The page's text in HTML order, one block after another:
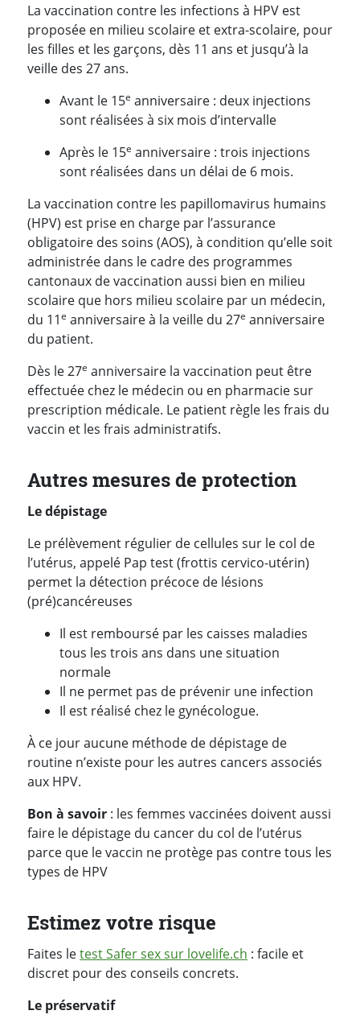
La vaccination contre les infections à HPV est
proposée en milieu scolaire et extra-scolaire, pour
les filles et les garçons, dès 11 ans et jusqu’à la
veille des 27 ans.
Avant le 15e anniversaire : deux injections
sont réalisées à six mois d’intervalle
Après le 15e anniversaire : trois injections
sont réalisées dans un délai de 6 mois.
La vaccination contre les papillomavirus humains
(HPV) est prise en charge par l’assurance
obligatoire des soins (AOS), à condition qu’elle soit
administrée dans le cadre des programmes
cantonaux de vaccination aussi bien en milieu
scolaire que hors milieu scolaire par un médecin,
du 11e anniversaire à la veille du 27e anniversaire
du patient.
Dès le 27e anniversaire la vaccination peut être
effectuée chez le médecin ou en pharmacie sur
prescription médicale. Le patient règle les frais du
vaccin et les frais administratifs.
Autres mesures de protection
Le dépistage
Le prélèvement régulier de cellules sur le col de
l’utérus, appelé Pap test (frottis cervico-utérin)
permet la détection précoce de lésions
(pré)cancéreuses
Il est remboursé par les caisses maladies
tous les trois ans dans une situation
normale
Il ne permet pas de prévenir une infection
Il est réalisé chez le gynécologue.
À ce jour aucune méthode de dépistage de
routine n’existe pour les autres cancers associés
aux HPV.
Bon à savoir : les femmes vaccinées doivent aussi
faire le dépistage du cancer du col de l’utérus
parce que le vaccin ne protège pas contre tous les
types de HPV
Estimez votre risque
Faites letest Safer sex sur lovelife.ch : facile et
discret pour des conseils concrets.
Le préservatif